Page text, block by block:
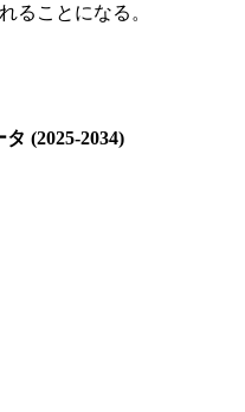
ることになる。
(2025-2034)